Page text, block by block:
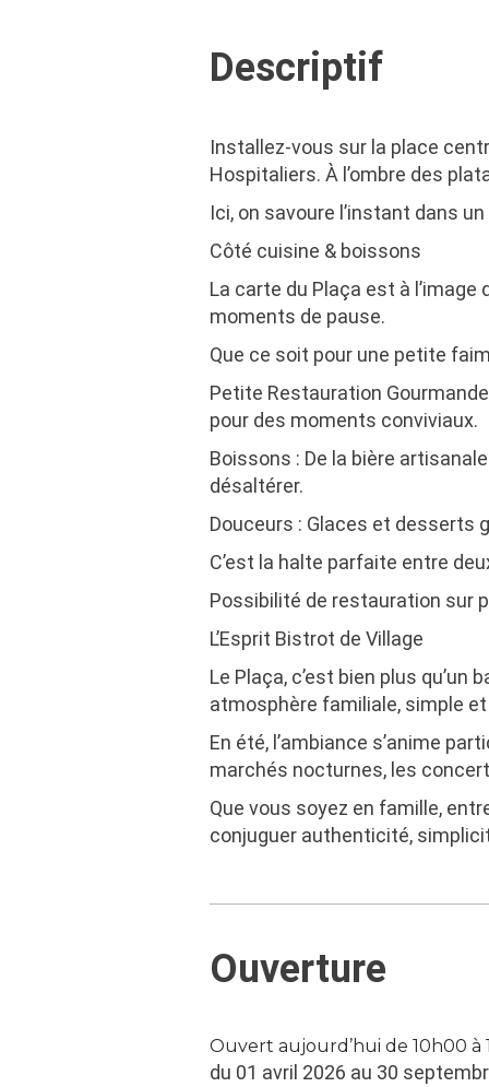
Descriptif
Installez-vous sur la place
Hospitaliers. À l’ombre des
Ici, on savoure l’instant dans
Côté cuisine & boissons
La carte du Plaça est à l’image
moments de pause.
Que ce soit pour une petite
Petite Restauration
pour des moments conviviaux.
Boissons : De la bière
désaltérer.
Douceurs : Glaces et desserts
C’est la halte parfaite entre
Possibilité de restauration sur
L’Esprit Bistrot de Village
Le Plaça, c’est bien plus
atmosphère familiale, simple
En été, l’ambiance s’anime
marchés nocturnes, les
Que vous soyez en famille,
conjuguer authenticité,
Ouverture
Ouvert aujourd’hui de 10h00 à
du 01 avril 2026 au 30